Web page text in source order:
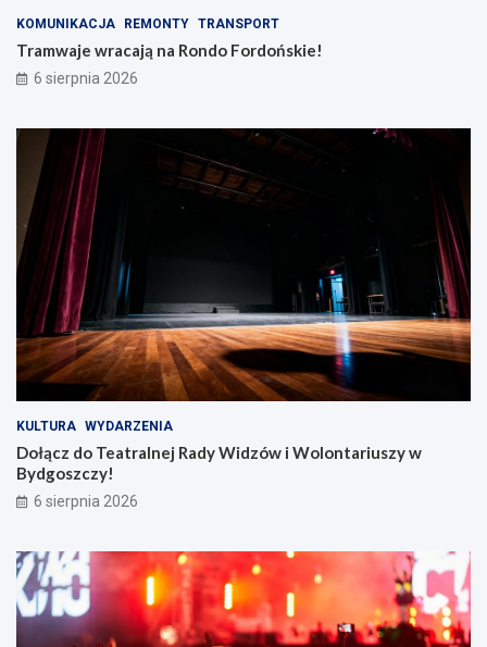
KOMUNIKACJA REMONTY TRANSPORT
Tramwaje wracają na Rondo Fordońskie!
6 sierpnia 2026
KULTURA WYDARZENIA
Dołącz do Teatralnej Rady Widzów i Wolontariuszy w
Bydgoszczy!
6 sierpnia 2026